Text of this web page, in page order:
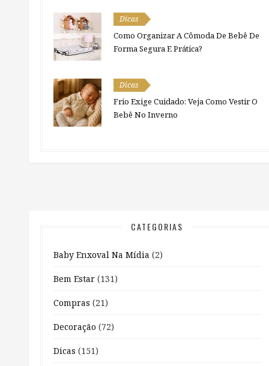
Dicas
Como Organizar A Cômoda De Bebê De
Forma Segura E Prática?
Dicas
Frio Exige Cuidado: Veja Como Vestir O
Bebê No Inverno
CATEGORIAS
Baby Enxoval Na Mídia (2)
Bem Estar (131)
Compras (21)
Decoração (72)
Dicas (151)